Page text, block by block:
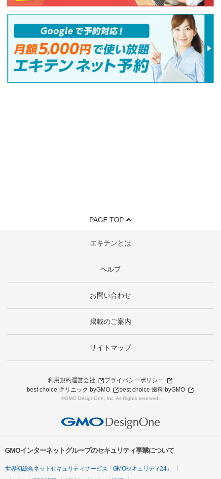
PAGE TOP
エキテンとは
ヘルプ
お問い合わせ
掲載のご案内
サイトマップ
利用規約運営会社
プライバシーポリシー
best choice クリニック byGMO
best choice 歯科 byGMO
©GMO DesignOne, Inc. All Rights reserved.
GMOインターネットグループのセキュリティ事業について
世界初総合ネットセキュリティサービス「GMOセキュリティ24」